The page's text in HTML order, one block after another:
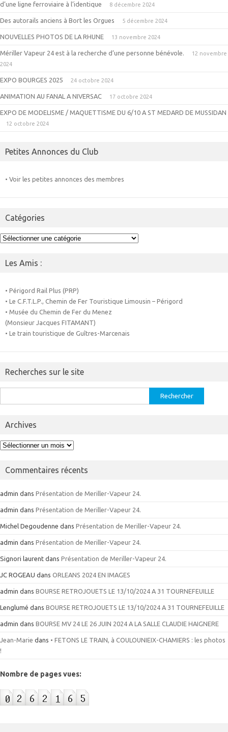
d’une ligne ferroviaire à l’identique
8 décembre 2024
Des autorails anciens à Bort les Orgues 5 décembre 2024
NOUVELLES PHOTOS DE LA RHUNE 13 novembre 2024
Mériller Vapeur 24 est à la recherche d’une personne bénévole.
12 novembre
2024
EXPO BOURGES 2025 24 octobre 2024
ANIMATION AU FANAL A NIVERSAC 17 octobre 2024
EXPO DE MODELISME / MAQUETTISME DU 6/10 A ST MEDARD DE MUSSIDAN
12 octobre 2024
Petites Annonces du Club
• Voir les petites annonces des membres
Catégories
Catégories
Les Amis :
• Périgord Rail Plus (PRP)
• Le C.F.T.L.P., Chemin de Fer Touristique Limousin – Périgord
• Musée du Chemin de Fer du Menez
(Monsieur Jacques FITAMANT)
• Le train touristique de Guîtres-Marcenais
Recherches sur le site
Archives
Archives
Commentaires récents
admin dans Présentation de Meriller-Vapeur 24.
admin dans Présentation de Meriller-Vapeur 24.
Michel Degoudenne dans Présentation de Meriller-Vapeur 24.
admin dans Présentation de Meriller-Vapeur 24.
Signori laurent dans Présentation de Meriller-Vapeur 24.
JC ROGEAU dans ORLEANS 2024 EN IMAGES
admin dans BOURSE RETROJOUETS LE 13/10/2024 A 31 TOURNEFEUILLE
Lenglumé dans BOURSE RETROJOUETS LE 13/10/2024 A 31 TOURNEFEUILLE
admin dans BOURSE MV 24 LE 26 JUIN 2024 A LA SALLE CLAUDIE HAIGNERE
Jean-Marie dans • FETONS LE TRAIN, à COULOUNIEIX-CHAMIERS : les photos
!
Nombre de pages vues: